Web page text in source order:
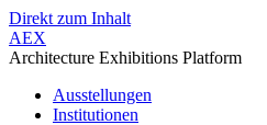
Direkt zum Inhalt
AEX
Architecture Exhibitions Platform
Ausstellungen
Institutionen